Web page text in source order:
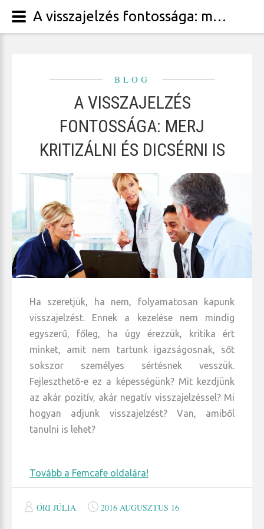
BLOG
A VISSZAJELZÉS
FONTOSSÁGA: MERJ
KRITIZÁLNI ÉS DICSÉRNI IS
Ha szeretjük, ha nem, folyamatosan kapunk
visszajelzést. Ennek a kezelése nem mindig
egyszerű, főleg, ha úgy érezzük, kritika ért
minket, amit nem tartunk igazságosnak, sőt
sokszor személyes sértésnek vesszük.
Fejleszthető-e ez a képességünk? Mit kezdjünk
az akár pozitív, akár negatív visszajelzéssel? Mi
hogyan adjunk visszajelzést? Van, amiből
tanulni is lehet?
Tovább a Femcafe oldalára!
ŐRI JÚLIA 2016 AUGUSZTUS 16
A visszajelzés fontossága: merj kritizálni és dicsérni is